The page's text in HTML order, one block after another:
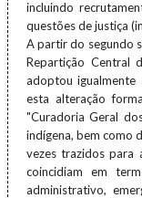
incluindo
questões de justiça
A partir do segundo
Repartição Central
adoptou igualmente
esta alteração
"Curadoria Geral
indígena, bem como
vezes trazidos para
coincidiam em
administrativo,